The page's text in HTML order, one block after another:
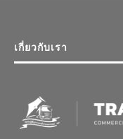
เกี่ยวกับเรา